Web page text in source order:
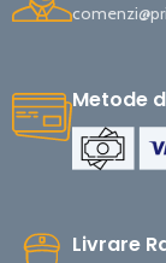
Metode
Livrare